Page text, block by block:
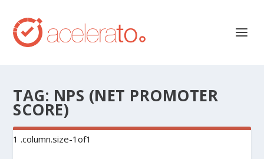
TAG: NPS (NET PROMOTER
SCORE)